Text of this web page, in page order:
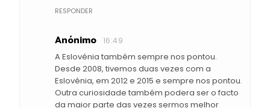
RESPONDER
Anónimo 16:49
A Eslovénia também sempre nos pontou.
Desde 2008, tivemos duas vezes com a
Eslovénia, em 2012 e 2015 e sempre nos pontou.
Outra curiosidade também podera ser o facto
da maior parte das vezes sermos melhor